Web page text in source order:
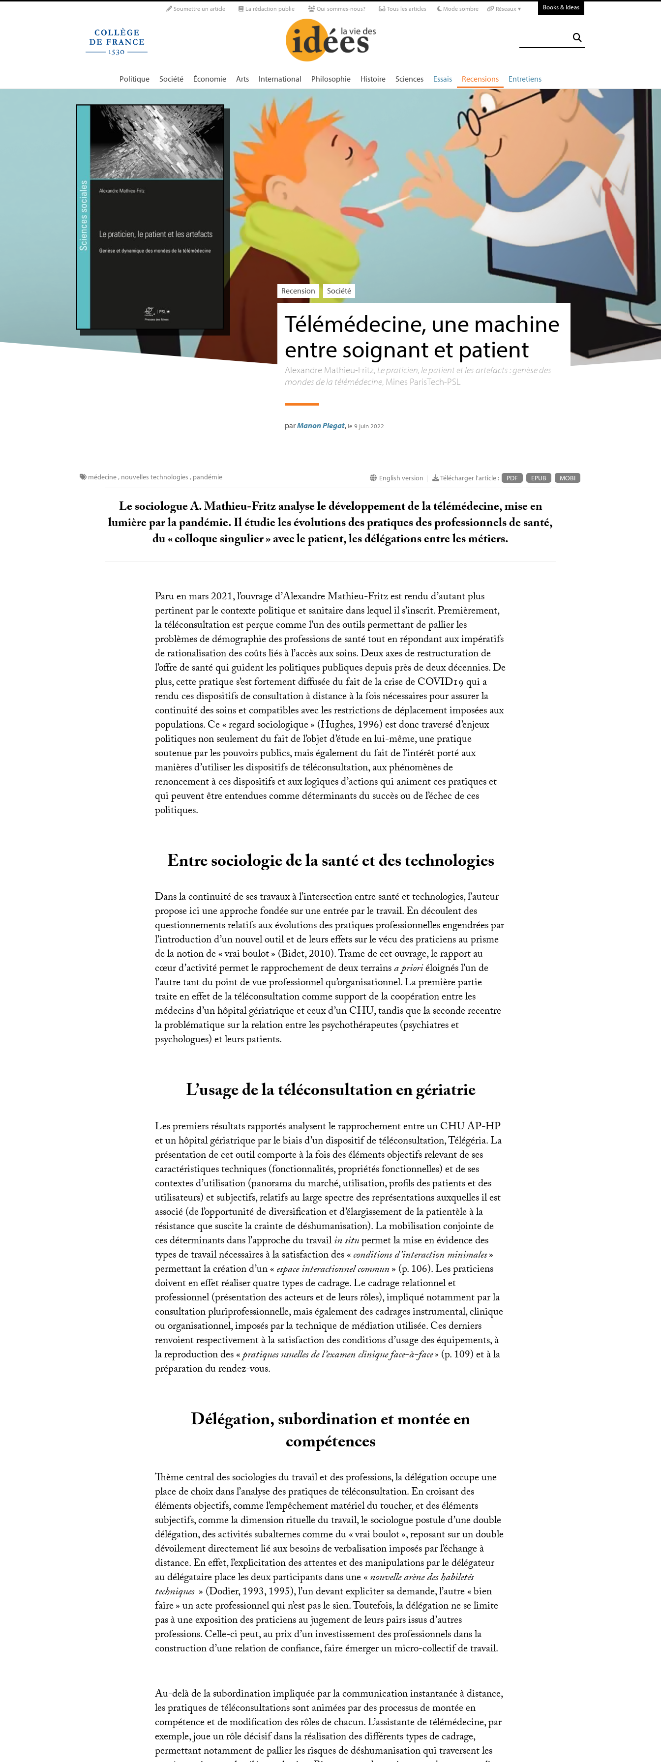
Soumettre un article La rédaction publie Qui sommes-nous? Tous les articles Mode sombre Réseaux ▾ Books & Ideas
Politique Société Économie Arts International Philosophie Histoire Sciences Essais Recensions Entretiens
Recension Société
Télémédecine, une machine
entre soignant et patient
Alexandre Mathieu-Fritz, Le praticien, le patient et les artefacts : genèse des
mondes de la télémédecine, Mines ParisTech-PSL
parManon Plegat, le 9 juin 2022
English version | Télécharger l'article : PDF EPUB MOBI
médecine, nouvelles technologies , pandémie
Le sociologue A. Mathieu-Fritz analyse le développement de la télémédecine, mise en
lumière par la pandémie. Il étudie les évolutions des pratiques des professionnels de santé,
du «colloque singulier» avec le patient, les délégations entre les métiers.
Paru en mars 2021, l’ouvrage d’Alexandre Mathieu-Fritz est rendu d’autant plus
pertinent par le contexte politique et sanitaire dans lequel il s’inscrit. Premièrement,
la téléconsultation est perçue comme l’un des outils permettant de pallier les
problèmes de démographie des professions de santé tout en répondant aux impératifs
de rationalisation des coûts liés à l’accès aux soins. Deux axes de restructuration de
l’offre de santé qui guident les politiques publiques depuis près de deux décennies. De
plus, cette pratique s’est fortement diffusée du fait de la crise deCOVID19qui a
rendu ces dispositifs de consultation à distance à la fois nécessaires pour assurer la
continuité des soins et compatibles avec les restrictions de déplacement imposées aux
populations. Ce «regard sociologique» (Hughes, 1996) est donc traversé d’enjeux
politiques non seulement du fait de l’objet d’étude en lui-même, une pratique
soutenue par les pouvoirs publics, mais également du fait de l’intérêt porté aux
manières d’utiliser les dispositifs de téléconsultation, aux phénomènes de
renoncement à ces dispositifs et aux logiques d’actions qui animent ces pratiques et
qui peuvent être entendues comme déterminants du succès ou de l’échec de ces
politiques.
Entre sociologie de la santé et des technologies
Dans la continuité de ses travaux à l’intersection entre santé et technologies, l’auteur
propose ici une approche fondée sur une entrée par le travail. En découlent des
questionnements relatifs aux évolutions des pratiques professionnelles engendrées par
l’introduction d’un nouvel outil et de leurs effets sur le vécu des praticiens au prisme
de la notion de «vrai boulot» (Bidet, 2010). Trame de cet ouvrage, le rapport au
cœur d’activité permet le rapprochement de deux terrainsa prioriéloignés l’un de
l’autre tant du point de vue professionnel qu’organisationnel. La première partie
traite en effet de la téléconsultation comme support de la coopération entre les
médecins d’un hôpital gériatrique et ceux d’unCHU, tandis que la seconde recentre
la problématique sur la relation entre les psychothérapeutes (psychiatres et
psychologues) et leurs patients.
L’usage de la téléconsultation en gériatrie
Les premiers résultats rapportés analysent le rapprochement entre unCHUAP-HP
et un hôpital gériatrique par le biais d’un dispositif de téléconsultation, Télégéria. La
présentation de cet outil comporte à la fois des éléments objectifs relevant de ses
caractéristiques techniques (fonctionnalités, propriétés fonctionnelles) et de ses
contextes d’utilisation (panorama du marché, utilisation, profils des patients et des
utilisateurs) et subjectifs, relatifs au large spectre des représentations auxquelles il est
associé (de l’opportunité de diversification et d’élargissement de la patientèle à la
résistance que suscite la crainte de déshumanisation). La mobilisation conjointe de
ces déterminants dans l’approche du travailin situpermet la mise en évidence des
types de travail nécessaires à la satisfaction des «conditions d’interaction minimales»
permettant la création d’un «espace interactionnel commun» (p. 106). Les praticiens
doivent en effet réaliser quatre types de cadrage. Le cadrage relationnel et
professionnel (présentation des acteurs et de leurs rôles), impliqué notamment par la
consultation pluriprofessionnelle, mais également des cadrages instrumental, clinique
ou organisationnel, imposés par la technique de médiation utilisée. Ces derniers
renvoient respectivement à la satisfaction des conditions d’usage des équipements, à
la reproduction des «pratiques usuelles de l’examen clinique face-à-face»(p. 109) et à la
préparation du rendez-vous.
Délégation, subordination et montée en
compétences
Thème central des sociologies du travail et des professions, la délégation occupe une
place de choix dans l’analyse des pratiques de téléconsultation. En croisant des
éléments objectifs, comme l’empêchement matériel du toucher, et des éléments
subjectifs, comme la dimension rituelle du travail, le sociologue postule d’une double
délégation, des activités subalternes comme du «vrai boulot», reposant sur un double
dévoilement directement lié aux besoins de verbalisation imposés par l’échange à
distance. En effet, l’explicitation des attentes et des manipulations par le délégateur
au délégataire place les deux participants dans une «nouvelle arène des habiletés
techniques » (Dodier, 1993, 1995), l’un devant expliciter sa demande, l’autre «bien
faire» un acte professionnel qui n’est pas le sien. Toutefois, la délégation ne se limite
pas à une exposition des praticiens au jugement de leurs pairs issus d’autres
professions. Celle-ci peut, au prix d’un investissement des professionnels dans la
construction d’une relation de confiance, faire émerger un micro-collectif de travail.
Au-delà de la subordination impliquée par la communication instantanée à distance,
les pratiques de téléconsultations sont animées par des processus de montée en
compétence et de modification des rôles de chacun. L’assistante de télémédecine, par
exemple, joue un rôle décisif dans la réalisation des différents types de cadrage,
permettant notamment de pallier les risques de déshumanisation qui traversent les